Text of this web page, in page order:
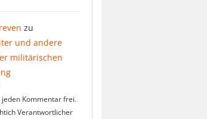
zu
und andere
militärischen
jeden Kommentar frei.
Verantwortlicher